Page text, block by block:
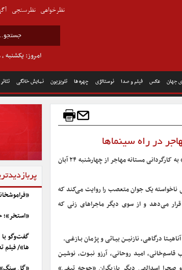
جهان عکس فیلم و صدا نوستالژی چهره ها تلویزیون نمایش خانگی تئاتر
امروز: یکشنبه , ۱۸ مرداد ۱۴۰۵
نظرخواهی نظرسنجی
در راه سینماها
با اعلام شورای صنفی نمایش اکران فیلم «جوجه تیغی» به کارگردانی مستانه مهاجر از چهارشنبه ۲۴ آبان
ناخواسته یک جوان متعصب‌ را روایت می‌کند که
می‌دهد و از سوی دیگر ماجراهای زنی که
درگاهی، نازنیــن بیـاتی و پژمان بـازغـی.
قاسم‌خانی، امید روحانی، آرزو نبـوت، نوشیـن
«استخر»؛
گفت‌وگو با
ها»/ فیلم